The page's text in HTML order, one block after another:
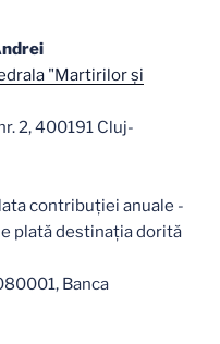
"Martirilor şi
2, 400191 Cluj-
contribuției anuale -
plată destinația dorită
Banca